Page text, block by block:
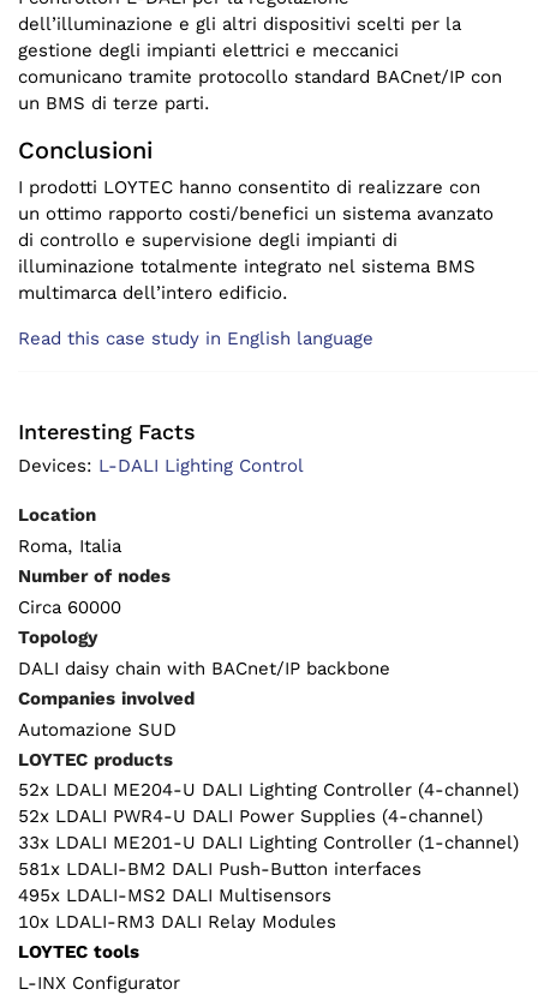
dell’illuminazione e gli altri dispositivi scelti per la
gestione degli impianti elettrici e meccanici
comunicano tramite protocollo standard BACnet/IP con
un BMS di terze parti.
Conclusioni
I prodotti LOYTEC hanno consentito di realizzare con
un ottimo rapporto costi/benefici un sistema avanzato
di controllo e supervisione degli impianti di
illuminazione totalmente integrato nel sistema BMS
multimarca dell’intero edificio.
Read this case study in English language
Interesting Facts
Devices: L-DALI Lighting Control
Location
Roma, Italia
Number of nodes
Circa 60000
Topology
DALI daisy chain with BACnet/IP backbone
Companies involved
Automazione SUD
LOYTEC products
52x LDALI ME204-U DALI Lighting Controller (4-channel)
52x LDALI PWR4-U DALI Power Supplies (4-channel)
33x LDALI ME201-U DALI Lighting Controller (1-channel)
581x LDALI-BM2 DALI Push-Button interfaces
495x LDALI-MS2 DALI Multisensors
10x LDALI-RM3 DALI Relay Modules
LOYTEC tools
L-INX Configurator